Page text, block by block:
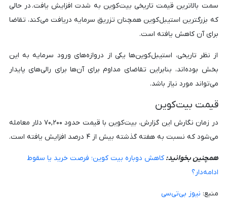
سمت بالاترین قیمت تاریخی بیت‌کوین به شدت افزایش یافت. در حالی
که بزرگترین استیبل‌کوین همچنان تزریق سرمایه دریافت می‌کند، تقاضا
برای آن کاهش یافته است.
از نظر تاریخی، استیبل‌کوین‌ها یکی از دروازه‌های ورود سرمایه به این
بخش بوده‌اند، بنابراین تقاضای مداوم برای آن‌ها برای رالی‌های پایدار
می‌تواند مورد نیاز باشد.
قیمت بیت‌کوین
در زمان نگارش این گزارش، بیت‌کوین با قیمت حدود ۷۰,۲۰۰ دلار معامله
می‌شود که نسبت به هفته گذشته بیش از ۴ درصد افزایش یافته است.
همچنین بخوانید:کاهش دوباره بیت کوین؛ فرصت خرید یا سقوط
ادامه‌دار؟
منبع: نیوز بی‌تی‌سی